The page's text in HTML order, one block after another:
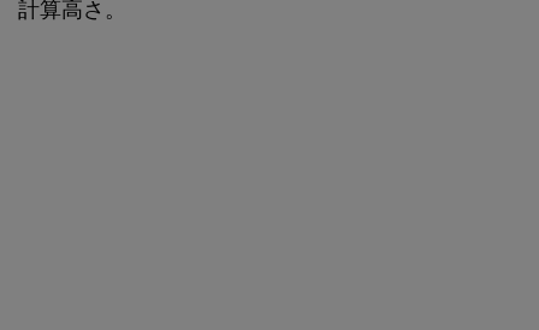
計算高さ。